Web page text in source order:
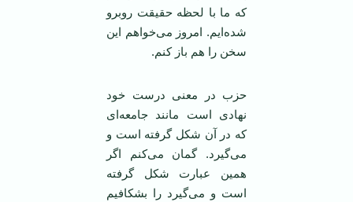
که ما با لحظه حقیقت روبرو
شده‌ایم. امروز می‌خواهم این
سخن را هم باز کنم.
حزب در معنی درست خود
نهادی است مانند جامعه‌ای
که در آن شکل گرفته است و
می‌گیرد. گمان می‌کنم اگر
همین عبارت شکل گرفته
است و می‌گیرد را بشکافیم